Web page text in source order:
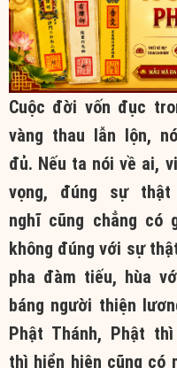
Cuộc đời vốn đục
vàng thau lẫn lộn,
đủ. Nếu ta nói về ai,
vọng, đúng sự thật
nghĩcũng chẳng có
không đúng với sự
pha đàm tiếu, hùa
báng người thiện
Phật Thánh, Phật
thì hiển hiện cũng có